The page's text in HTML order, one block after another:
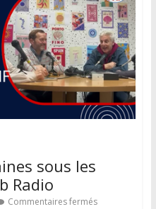
sous les
Radio
Commentaires fermés